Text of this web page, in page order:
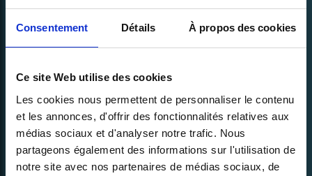
Consentement Détails À propos des cookies
Ce site Web utilise des cookies
Les cookies nous permettent de personnaliser le contenu
et les annonces, d'offrir des fonctionnalités relatives aux
médias sociaux et d'analyser notre trafic. Nous
partageons également des informations sur l'utilisation de
notre site avec nos partenaires de médias sociaux, de